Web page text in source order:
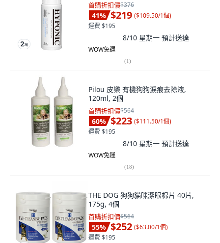
首購折扣價$376
41% $219 ($109.50/1個)
運費 $195
8/10 星期一 預計送達
WOW免運
(1)
Pilou 皮樂 有機狗狗淚痕去除液,
120ml, 2個
首購折扣價$564
60% $223 ($111.50/1個)
運費 $195
8/10 星期一 預計送達
WOW免運
(18)
THE DOG 狗狗貓咪潔眼棉片 40片,
175g, 4個
首購折扣價$564
55% $252 ($63.00/1個)
運費 $195